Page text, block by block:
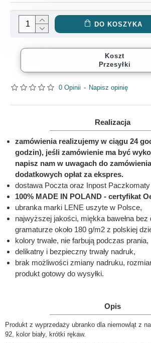
0 Opinii - Napisz opinię
DO KOSZYKA
Koszt
Przesyłki
Realizacja
zamówienia realizujemy w ciągu 24
godzin), jeśli zamówienie ma być
napisz nam w uwagach do
dodatkowych opłat za ekspres.
dostawa Poczta oraz Inpost Paczkomaty
100% MADE IN POLAND - certyfikat
ubranka marki LENE uszyte w Polsce,
najwyższej jakości, miękka bawełna
gramaturze około 180 g/m2 z polskiej
kolory trwałe, nie farbują podczas prania,
delikatny i bezpieczny trwały nadruk,
brak możliwości zmiany nadruku,
produkt gotowy do wysyłki.
Opis
Produkt z wyprzedaży ubranko dla niemowląt z
92, kolor biały, krótki rękaw.